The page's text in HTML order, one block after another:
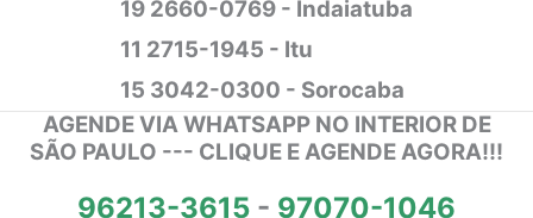
19 2660-0769 - Indaiatuba
11 2715-1945 - Itu
15 3042-0300 - Sorocaba
AGENDE VIA WHATSAPP NO INTERIOR DE
SÃO PAULO --- CLIQUE E AGENDE AGORA!!!
96213-3615 - 97070-1046